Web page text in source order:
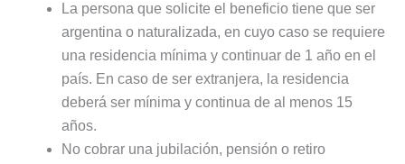
La persona que solicite el beneficio tiene que ser
argentina o naturalizada, en cuyo caso se requiere
una residencia mínima y continuar de 1 año en el
país. En caso de ser extranjera, la residencia
deberá ser mínima y continua de al menos 15
años.
No cobrar una jubilación, pensión o retiro